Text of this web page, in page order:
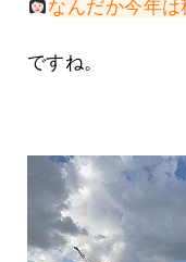
なんだか今年
ですね。